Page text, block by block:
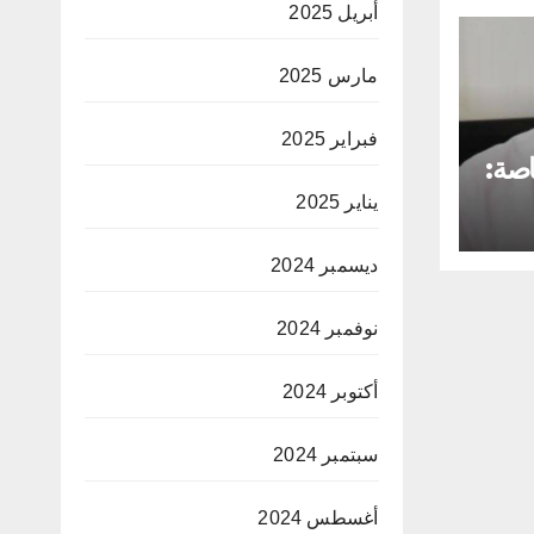
أبريل 2025
مارس 2025
فبراير 2025
يناير 2025
ديسمبر 2024
نوفمبر 2024
أكتوبر 2024
سبتمبر 2024
أغسطس 2024